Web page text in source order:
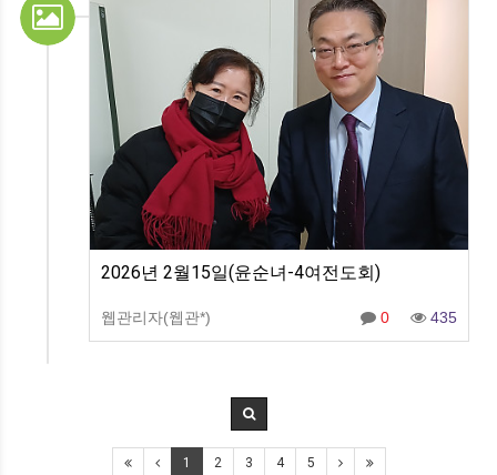
2026년 2월15일(윤순녀-4여전도회)
웹관리자(웹관*) 0 435
1 2 3 4 5